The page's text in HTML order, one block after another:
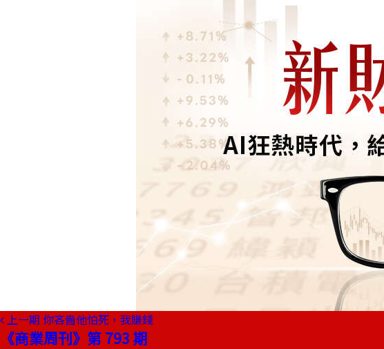
上一期 你吝嗇他怕死，我賺錢
《商業周刊》第 793 期